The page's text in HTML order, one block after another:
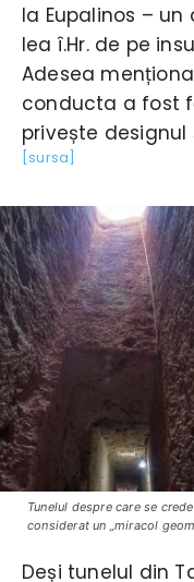
la Eupalinos –
lea î.Hr. de pe
Adesea
conducta a fost
privește
[sursa]
Tunelul despre care se
considerat un „miracol
Deși tunelul din